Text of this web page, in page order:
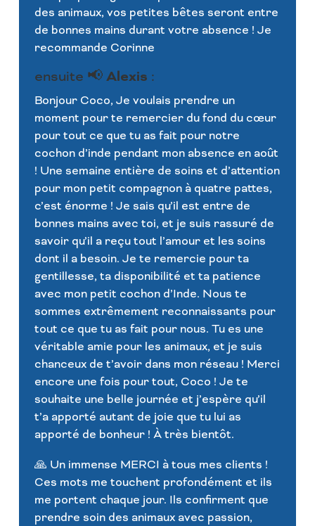
des animaux, vos petites bêtes seront entre
de bonnes mains durant votre absence ! Je
recommande Corinne
ensuite 📢Alexis :
Bonjour Coco, Je voulais prendre un
moment pour te remercier du fond du cœur
pour tout ce que tu as fait pour notre
cochon d’inde pendant mon absence en août
! Une semaine entière de soins et d’attention
pour mon petit compagnon à quatre pattes,
c’est énorme ! Je sais qu’il est entre de
bonnes mains avec toi, et je suis rassuré de
savoir qu’il a reçu tout l’amour et les soins
dont il a besoin. Je te remercie pour ta
gentillesse, ta disponibilité et ta patience
avec mon petit cochon d’Inde. Nous te
sommes extrêmement reconnaissants pour
tout ce que tu as fait pour nous. Tu es une
véritable amie pour les animaux, et je suis
chanceux de t’avoir dans mon réseau ! Merci
encore une fois pour tout, Coco ! Je te
souhaite une belle journée et j’espère qu’il
t’a apporté autant de joie que tu lui as
apporté de bonheur ! À très bientôt.
🙏 Un immense MERCI à tous mes clients !
Ces mots me touchent profondément et ils
me portent chaque jour. Ils confirment que
prendre soin des animaux avec passion,